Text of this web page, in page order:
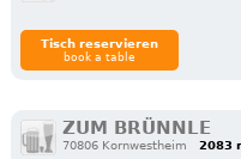
Tisch reservieren
book a table
ZUM BRÜNNLE
70806 Kornwestheim 2083